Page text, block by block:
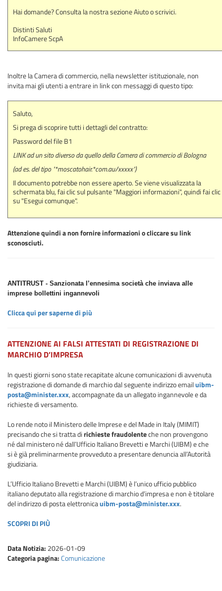
Hai domande? Consulta la nostra sezione Aiuto o scrivici.
Distinti Saluti
InfoCamere ScpA
Inoltre la Camera di commercio, nella newsletter istituzionale, non
invita mai gli utenti a entrare in link con messaggi di questo tipo:
Saluto,
Si prega di scoprire tutti i dettagli del contratto:
Password del file B1
LINK ad un sito diverso da quello della Camera di commercio di Bologna
(ad es. del tipo "*moscatohair.*com.au/xxxxx")
Il documento potrebbe non essere aperto. Se viene visualizzata la
schermata blu, fai clic sul pulsante "Maggiori informazioni", quindi fai clic
su "Esegui comunque".
Attenzione quindi a non fornire informazioni o cliccare su link
sconosciuti.
ANTITRUST - Sanzionata l’ennesima società che inviava alle
imprese bollettini ingannevoli
Clicca qui per saperne di più
ATTENZIONE AI FALSI ATTESTATI DI REGISTRAZIONE DI
MARCHIO D’IMPRESA
In questi giorni sono state recapitate alcune comunicazioni di avvenuta
registrazione di domande di marchio dal seguente indirizzo emailuibm-
posta@minister.xxx, accompagnate da un allegato ingannevole e da
richieste di versamento.
Lo rende noto il Ministero delle Imprese e del Made in Italy (MIMIT)
precisando che si tratta dirichieste fraudolenteche non provengono
né dal ministero né dall’Ufficio Italiano Brevetti e Marchi (UIBM) e che
si è già preliminarmente provveduto a presentare denuncia all’Autorità
giudiziaria.
L’Ufficio Italiano Brevetti e Marchi (UIBM) è l’unico ufficio pubblico
italiano deputato alla registrazione di marchio d’impresa e non è titolare
del indirizzo di posta elettronicauibm-posta@minister.xxx.
SCOPRI DI PIÙ
Data Notizia: 2026-01-09
Categoria pagina:Comunicazione